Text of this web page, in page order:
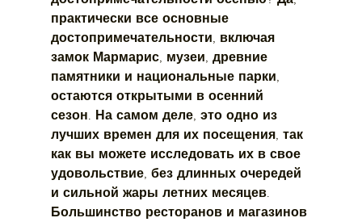
практически все основные
достопримечательности, включая
замок Мармарис, музеи, древние
памятники и национальные парки,
остаются открытыми в осенний
сезон. На самом деле, это одно из
лучших времен для их посещения, так
как вы можете исследовать их в свое
удовольствие, без длинных очередей
и сильной жары летних месяцев.
Большинство ресторанов и магазинов